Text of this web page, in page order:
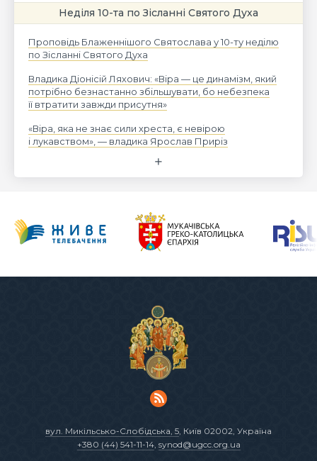
Неділя 10-та по Зісланні Святого Духа
Проповідь Блаженнішого Святослава у 10-ту неділю
по Зісланні Святого Духа
Владика Діонісій Ляхович: «Віра — це динамізм, який
потрібно безнастанно збільшувати, бо небезпека
її втратити завжди присутня»
«Віра, яка не знає сили хреста, є невірою
і лукавством», — владика Ярослав Приріз
вул. Микільсько-Слобідська, 5, Київ 02002, Україна
+380 (44) 541-11-14, synod@ugcc.org.ua